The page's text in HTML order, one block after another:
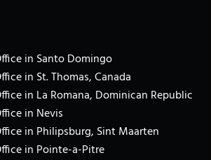
in Santo Domingo
in St. Thomas, Canada
in La Romana, Dominican Republic
in Nevis
in Philipsburg, Sint Maarten
in Pointe-a-Pitre